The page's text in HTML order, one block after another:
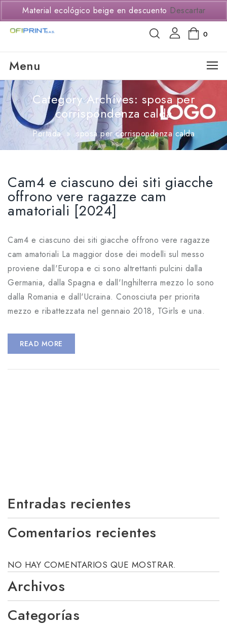
(+57) 3114294650
0
Menu
Category Archives: sposa per
corrispondenza calda
Portada » sposa per corrispondenza calda
Cam4 e ciascuno dei siti giacche
offrono vere ragazze cam
amatoriali [2024]
Cam4 e ciascuno dei siti giacche offrono vere ragazze
cam amatoriali La maggior dose dei modelli sul messo
proviene dall'Europa e ci sono altrettanti pulcini dalla
Germania, dalla Spagna e dall'Inghilterra mezzo lo sono
dalla Romania e dall'Ucraina. Conosciuta per priorita
mezzo e ribattezzata nel gennaio 2018, TGirls e una.
READ MORE
Entradas recientes
Comentarios recientes
NO HAY COMENTARIOS QUE MOSTRAR.
Archivos
Categorías
Material ecológico beige en descuento Descartar